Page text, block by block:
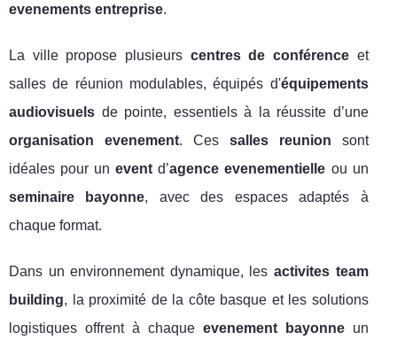
evenements entreprise.
La ville propose plusieurs centres de conférenceet
salles de réunion modulables, équipés d'équipements
audiovisuels de pointe, essentiels à la réussite d’une
organisation evenement. Ces salles reunion sont
idéales pour unevent d’agence evenementielle ou un
seminaire bayonne, avec des espaces adaptés à
chaque format.
Dans un environnement dynamique, les activites team
building, la proximité de la côte basque et les solutions
logistiques offrent à chaque evenement bayonneun